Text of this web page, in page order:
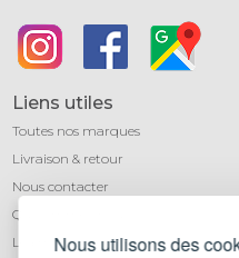
Nous utilisons des
Liens utiles
Toutes nos marques
Livraison & retour
Nous contacter
Qui sommes-nous ?
Léa mundis, le blog